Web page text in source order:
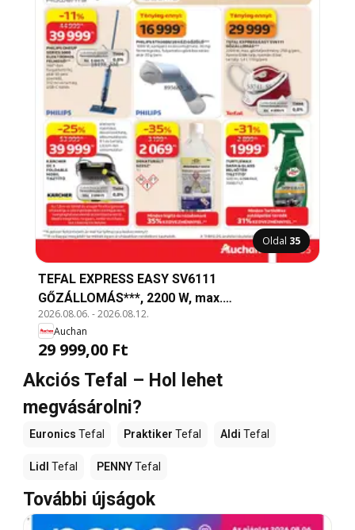
Oldal 35
TEFAL EXPRESS EASY SV6111
GŐZÁLLOMÁS***, 2200 W, max.
gőzteljesítmény: 250 g/perc, Xpress Glide talp,
nyomás: 6 bar, tartály: 1,4 l, 110 g/perc
2026.08.06. -2026.08.12.
Auchan
29 999,00 Ft
Akciós Tefal – Hol lehet
megvásárolni?
Euronics Tefal Praktiker Tefal Aldi Tefal
Lidl Tefal PENNYTefal
További újságok